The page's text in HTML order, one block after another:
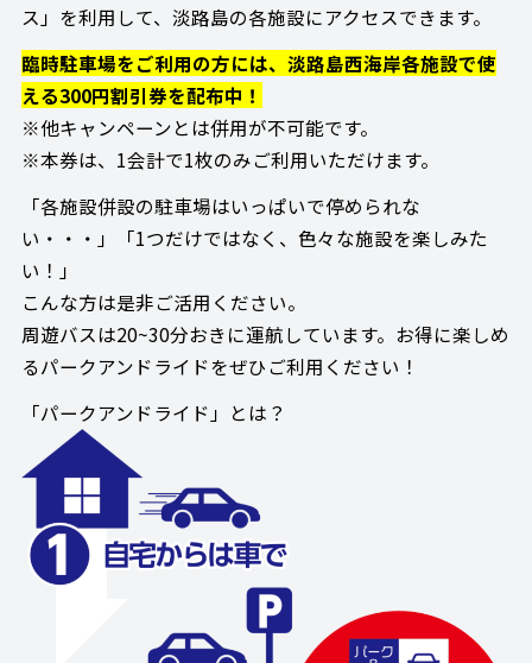
ス」を利用して、淡路島の各施設にアクセスできます。
臨時駐車場をご利用の方には、淡路島西海岸各施設で使
える300円割引券を配布中！
※他キャンペーンとは併用が不可能です。
※本券は、1会計で1枚のみご利用いただけます。
「各施設併設の駐車場はいっぱいで停められな
い・・・」「1つだけではなく、色々な施設を楽しみた
い！」
こんな方は是非ご活用ください。
周遊バスは20~30分おきに運航しています。お得に楽しめ
るパークアンドライドをぜひご利用ください！
「パークアンドライド」とは？